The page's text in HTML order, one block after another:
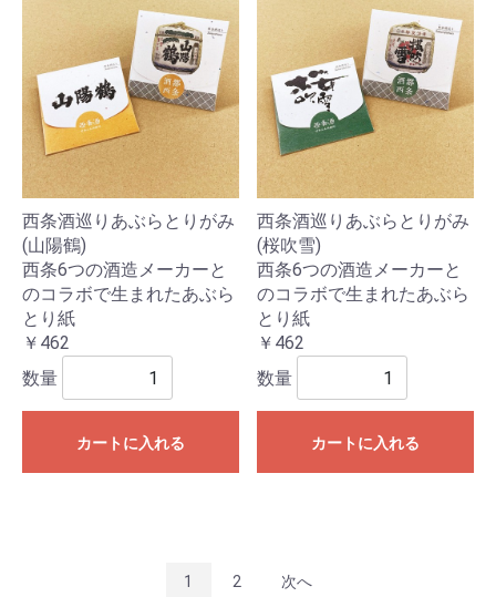
西条酒巡りあぶらとりがみ
(山陽鶴)
西条6つの酒造メーカーと
のコラボで生まれたあぶら
とり紙
￥462
数量
カートに入れる
西条酒巡りあぶらとりがみ
(桜吹雪)
西条6つの酒造メーカーと
のコラボで生まれたあぶら
とり紙
￥462
数量
カートに入れる
1 2 次へ